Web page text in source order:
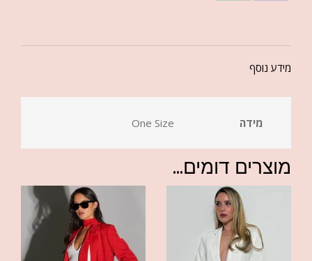
מידע נוסף
מידה One Size
מוצרים דומים...